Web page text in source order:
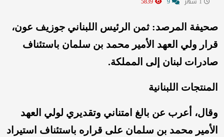
صحيفة المرصد: ثمن الرئيس اللبناني جوزيف عون،
قرار ولي العهد الأمير محمد بن سلمان باستئناف
صادرات لبنان إلى المملكة.
المنتجات اللبنانية
وقال، أعرب عن بالغ امتناني وتقديري لولي العهد
الأمير محمد بن سلمان على قراره باستئناف استيراد